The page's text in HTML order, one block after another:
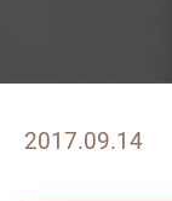
2017.09.14